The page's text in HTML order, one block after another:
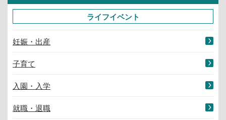
ライフイベント
妊娠・出産
子育て
入園・入学
就職・退職